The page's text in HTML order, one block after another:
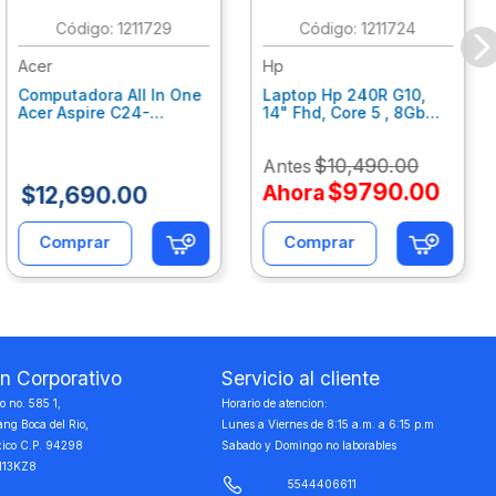
: 1211729
Acer
Computadora All In One
Acer Aspire C24-
Dq.Bmjal.002
$12,690.00
Comprar
:1211724
Hp
Laptop Hp 240R G10,
14" Fhd, Core 5 , 8Gb
Antes$10,490.00
Ahora$9790.00
Comprar
Corporativo
no. 585 1,
Boca del Rio,
C.P. 94298
Servicio al cliente
Horario de atencion:
Lunes a Viernes de 8:15 a.m. a 6:15 p.m
Sabado y Domingo no laborables
5544406611